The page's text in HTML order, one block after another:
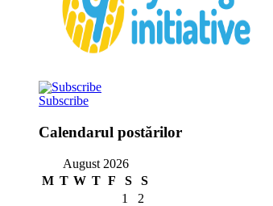
Subscribe
Calendarul postărilor
August 2026
M T W T F S
S
1
2